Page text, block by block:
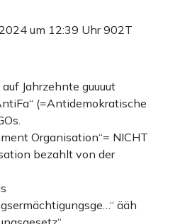
um 12:39 Uhr902T
Jahrzehnte guuuut
(=Antidemokratische
Organisation“= NICHT
bezahlt von der
ääh